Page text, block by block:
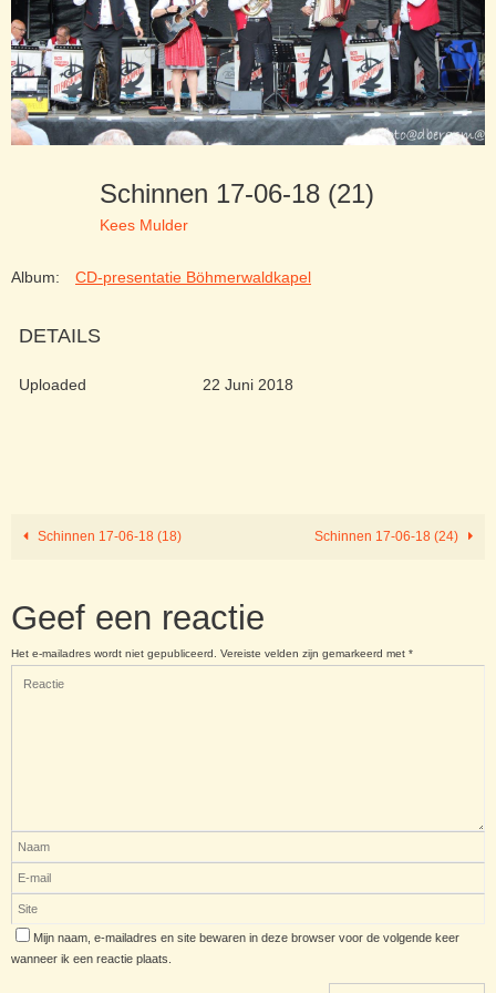
Schinnen 17-06-18 (21)
Kees Mulder
Album: CD-presentatie Böhmerwaldkapel
DETAILS
Uploaded 22 Juni 2018
Schinnen 17-06-18 (18) Schinnen 17-06-18 (24)
Geef een reactie
Het e-mailadres wordt niet gepubliceerd. Vereiste velden zijn gemarkeerd met *
Mijn naam, e-mailadres en site bewaren in deze browser voor de volgende keer
wanneer ik een reactie plaats.